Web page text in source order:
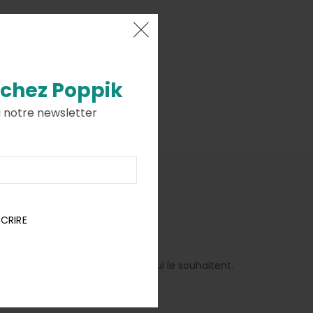
Poppik
notre newsletter
dans la pochette pour ceux qui le souhaitent.